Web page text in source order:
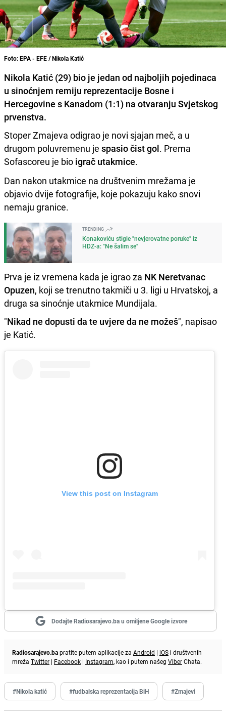
Foto: EPA - EFE / Nikola Katić
Nikola Katić (29) bio je jedan od najboljih pojedinaca
u sinoćnjem remiju reprezentacije Bosne i
Hercegovine s Kanadom (1:1) na otvaranju Svjetskog
prvenstva.
Stoper Zmajeva odigrao je novi sjajan meč, a u
drugom poluvremenu je spasio čist gol. Prema
Sofascoreu je bio igrač utakmice.
Dan nakon utakmice na društvenim mrežama je
objavio dvije fotografije, koje pokazuju kako snovi
nemaju granice.
TRENDING
Konakoviću stigle "nevjerovatne poruke" iz
HDZ-a: "Ne šalim se"
Prva je iz vremena kada je igrao za NK Neretvanac
Opuzen, koji se trenutno takmiči u 3. ligi u Hrvatskoj, a
druga sa sinoćnje utakmice Mundijala.
"Nikad ne dopusti da te uvjere da ne možeš", napisao
je Katić.
View this post on Instagram
Dodajte Radiosarajevo.ba u omiljene Google izvore
Radiosarajevo.bapratite putem aplikacije za Android | iOS i društvenih
mreža Twitter | Facebook | Instagram, kao i putem našeg ViberChata.
#Nikola katić #fudbalska reprezentacija BiH #Zmajevi